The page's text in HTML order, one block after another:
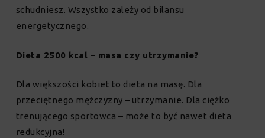
schudniesz. Wszystko zależy od bilansu
energetycznego.
Dieta 2500 kcal – masa czy utrzymanie?
Dla większości kobiet to dieta na masę. Dla
przeciętnego mężczyzny – utrzymanie. Dla ciężko
trenującego sportowca – może to być nawet dieta
redukcyjna!